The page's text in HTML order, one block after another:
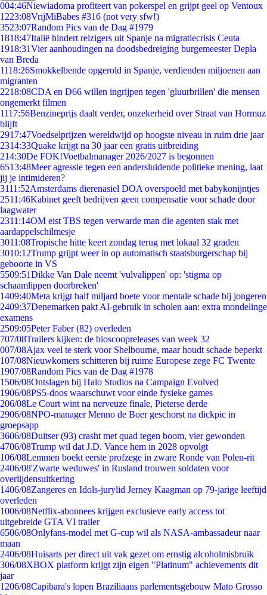
004:46Niewiadoma profiteert van pokerspel en grijpt geel op Ventoux
1223:08VrijMiBabes #316 (not very sfw!)
3523:07Random Pics van de Dag #1979
1818:47Italië hindert reizigers uit Spanje na migratiecrisis Ceuta
1918:31Vier aanhoudingen na doodsbedreiging burgemeester Depla
van Breda
1118:26Smokkelbende opgerold in Spanje, verdienden miljoenen aan
migranten
2218:08CDA en D66 willen ingrijpen tegen 'gluurbrillen' die mensen
ongemerkt filmen
1117:56Benzineprijs daalt verder, onzekerheid over Straat van Hormuz
blijft
2917:47Voedselprijzen wereldwijd op hoogste niveau in ruim drie jaar
2314:33Quake krijgt na 30 jaar een gratis uitbreiding
214:30De FOK!Voetbalmanager 2026/2027 is begonnen
6513:48Meer agressie tegen een andersluidende politieke mening, laat
jij je intimideren?
3111:52Amsterdams dierenasiel DOA overspoeld met babykonijntjes
2511:46Kabinet geeft bedrijven geen compensatie voor schade door
laagwater
2311:14OM eist TBS tegen verwarde man die agenten stak met
aardappelschilmesje
3011:08Tropische hitte keert zondag terug met lokaal 32 graden
3010:12Trump grijpt weer in op automatisch staatsburgerschap bij
geboorte in VS
5509:51Dikke Van Dale neemt 'vulvalippen' op: 'stigma op
schaamlippen doorbreken'
1409:40Meta krijgt half miljard boete voor mentale schade bij jongeren
2409:37Denemarken pakt AI-gebruik in scholen aan: extra mondelinge
examens
2509:05Peter Faber (82) overleden
707/08Trailers kijken: de bioscoopreleases van week 32
007/08Ajax veel te sterk voor Shelbourne, maar houdt schade beperkt
107/08Nieuwkomers schitteren bij ruime Europese zege FC Twente
1907/08Random Pics van de Dag #1978
1506/08Ontslagen bij Halo Studios na Campaign Evolved
1906/08PS5-doos waarschuwt voor einde fysieke games
206/08Le Court wint na nerveuze finale, Pieterse derde
2906/08NPO-manager Menno de Boer geschorst na dickpic in
groepsapp
3606/08Duitser (93) crasht met quad tegen boom, vier gewonden
4706/08Trump wil dat J.D. Vance hem in 2028 opvolgt
106/08Lemmen boekt eerste profzege in zware Ronde van Polen-rit
2406/08'Zwarte weduwes' in Rusland trouwen soldaten voor
overlijdensuitkering
1406/08Zangeres en Idols-jurylid Jerney Kaagman op 79-jarige leeftijd
overleden
1006/08Netflix-abonnees krijgen exclusieve early access tot
uitgebreide GTA VI trailer
6506/08Onlyfans-model met G-cup wil als NASA-ambassadeur naar
maan
2406/08Huisarts per direct uit vak gezet om ernstig alcoholmisbruik
306/08XBOX platform krijgt zijn eigen "Platinum" achievements dit
jaar
1206/08Capibara's lopen Braziliaans parlementsgebouw Mato Grosso